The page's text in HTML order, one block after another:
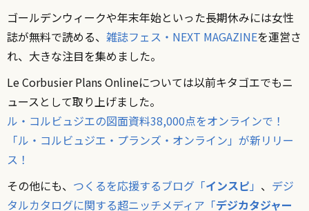
ゴールデンウィークや年末年始といった長期休みには女性
誌が無料で読める、 雑誌フェス・NEXT MAGAZINEを運営さ
れ、大きな注目を集めました。
Le Corbusier Plans Onlineについては以前キタゴエでもニ
ュースとして取り上げました。
ル・コルビュジエの図面資料38,000点をオンラインで！
「ル・コルビュジエ・プランズ・オンライン」が新リリー
ス！
その他にも、 つくるを応援するブログ「インスピ 」 、 デジ
タルカタログに関する超ニッチメディア「デジカタジャー